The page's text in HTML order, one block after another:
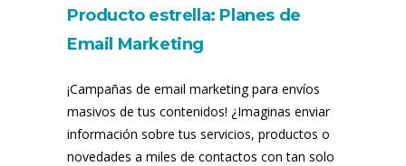
Producto estrella: Planes de
Email Marketing
¡Campañas de email marketing para envíos
masivos de tus contenidos! ¿Imaginas enviar
información sobre tus servicios, productos o
novedades a miles de contactos con tan solo